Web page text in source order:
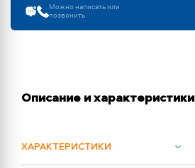
Можно написать или
позвонить
Описание и характеристики
ХАРАКТЕРИСТИКИ